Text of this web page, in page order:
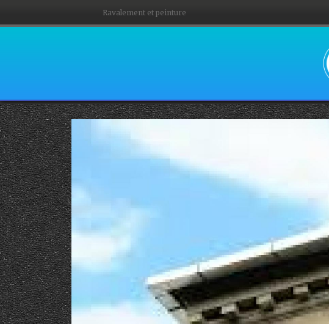
Ravalement et peinture